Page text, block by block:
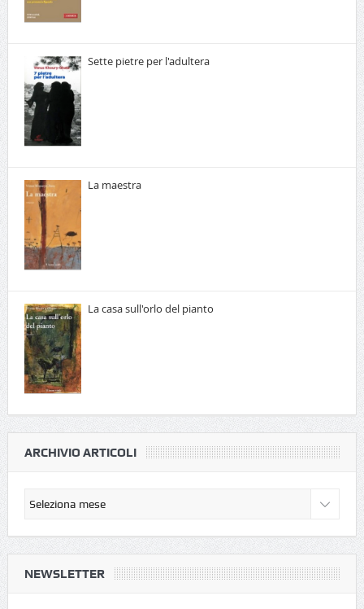
Sette pietre per l'adultera
La maestra
La casa sull'orlo del pianto
ARCHIVIO ARTICOLI
NEWSLETTER